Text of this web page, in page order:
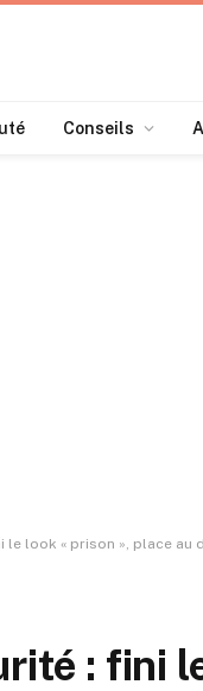
Conseils
le look « prison », place au
: fini